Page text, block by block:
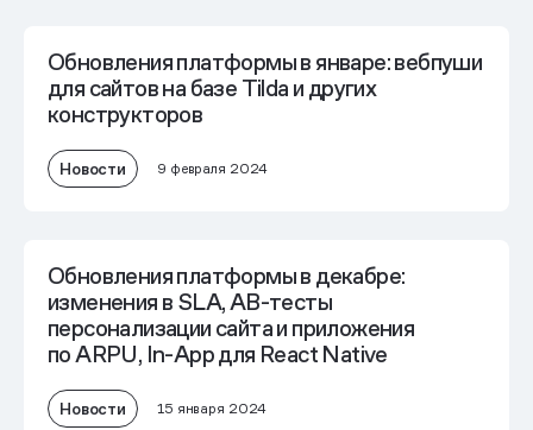
Обновления платформы в январе: вебпуши
для сайтов на базе Tilda и других
конструкторов
Новости 9 февраля 2024
Обновления платформы в декабре:
изменения в SLA, AB-тесты
персонализации сайта и приложения
по ARPU, In-App для React Native
Новости 15 января 2024